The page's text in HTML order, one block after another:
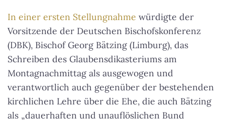
In einer ersten Stellungnahme würdigte der
Vorsitzende der Deutschen Bischofskonferenz
(DBK), Bischof Georg Bätzing (Limburg), das
Schreiben des Glaubensdikasteriums am
Montagnachmittag als ausgewogen und
verantwortlich auch gegenüber der bestehenden
kirchlichen Lehre über die Ehe, die auch Bätzing
als „dauerhaften und unauflöslichen Bund